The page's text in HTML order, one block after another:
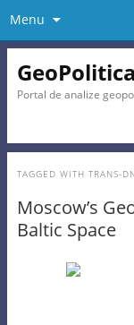
Menu
GeoPolitica
Portal de analize
TAGGED WITH TRANS-
Moscow’s
Baltic Space